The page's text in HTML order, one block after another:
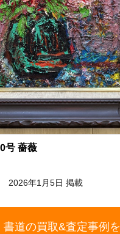
号 薔薇
2026年1月5日 掲載
書道の買取&査定事例を